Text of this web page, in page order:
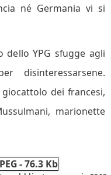
né Germania vi si
dello YPG sfugge agli
disinteressarsene.
giocattolo dei francesi,
marionette